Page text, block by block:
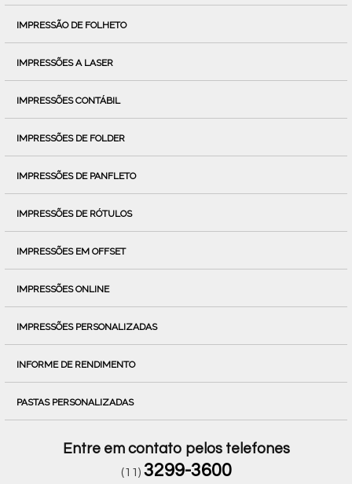
IMPRESSÃO DE FOLHETO
IMPRESSÕES A LASER
IMPRESSÕES CONTÁBIL
IMPRESSÕES DE FOLDER
IMPRESSÕES DE PANFLETO
IMPRESSÕES DE RÓTULOS
IMPRESSÕES EM OFFSET
IMPRESSÕES ONLINE
IMPRESSÕES PERSONALIZADAS
INFORME DE RENDIMENTO
PASTAS PERSONALIZADAS
Entre em contato pelos telefones
(11) 3299-3600